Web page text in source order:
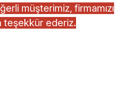
müşterimiz, firmamızı
teşekkür ederiz.